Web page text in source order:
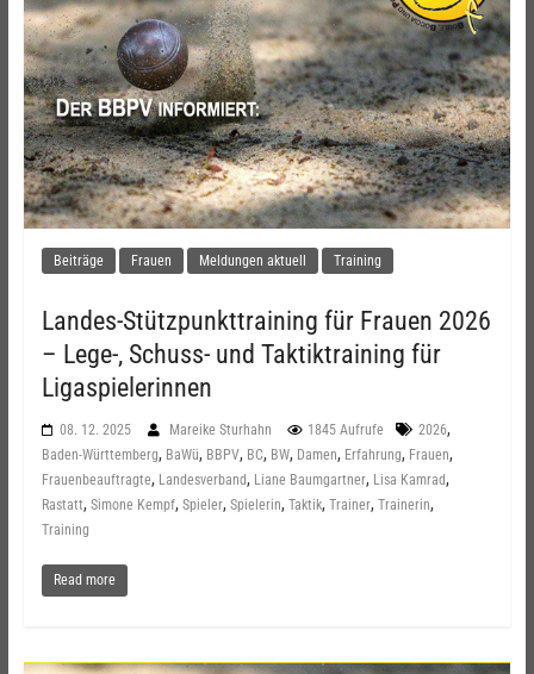
Beiträge Frauen Meldungen aktuell Training
Landes-Stützpunkttraining für Frauen 2026
– Lege-, Schuss- und Taktiktraining für
Ligaspielerinnen
08. 12. 2025 Mareike Sturhahn 1845 Aufrufe 2026,
Baden-Württemberg, BaWü, BBPV, BC, BW, Damen, Erfahrung, Frauen,
Frauenbeauftragte, Landesverband, Liane Baumgartner, Lisa Kamrad,
Rastatt, Simone Kempf, Spieler, Spielerin, Taktik, Trainer, Trainerin,
Training
Read more